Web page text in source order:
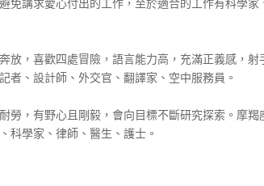
免講求愛心付出的工作，至於適合的工作有科學家
放，喜歡四處冒險，語言能力高，充滿正義感，
者、設計師、外交官、翻譯家、空中服務員。
勞，有野心且剛毅，會向目標不斷研究探索。摩
科學家、律師、醫生、護士。